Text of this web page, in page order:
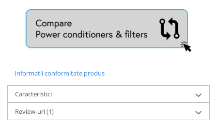
Informatii conformitate produs
Caracteristici
Review-uri(1)